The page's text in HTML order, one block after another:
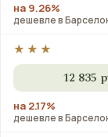
на 9.26%
дешевле в
★★★
12 835
на 2.17%
дешевле в